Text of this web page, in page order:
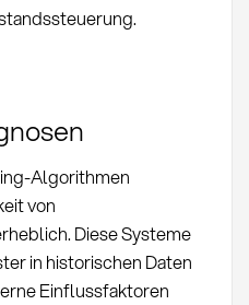
Algorithmen
von
Diese Systeme
in historischen Daten
Einflussfaktoren